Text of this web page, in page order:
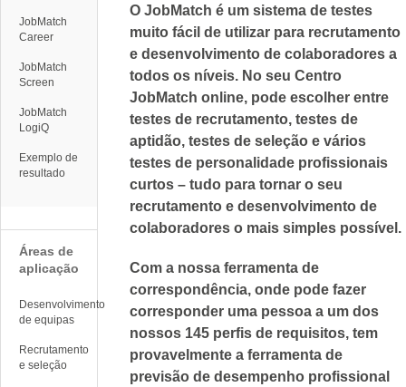
O JobMatch é um sistema de testes
muito fácil de utilizar para recrutamento
e desenvolvimento de colaboradores a
todos os níveis. No seu Centro
JobMatch online, pode escolher entre
testes de recrutamento, testes de
aptidão, testes de seleção e vários
testes de personalidade profissionais
curtos – tudo para tornar o seu
recrutamento e desenvolvimento de
colaboradores o mais simples possível.
Com a nossa ferramenta de
correspondência, onde pode fazer
corresponder uma pessoa a um dos
nossos 145 perfis de requisitos, tem
provavelmente a ferramenta de
previsão de desempenho profissional
JobMatch
Career
JobMatch
Screen
JobMatch
LogiQ
Exemplo de
resultado
Áreas de
aplicação
Desenvolvimento
de equipas
Recrutamento
e seleção